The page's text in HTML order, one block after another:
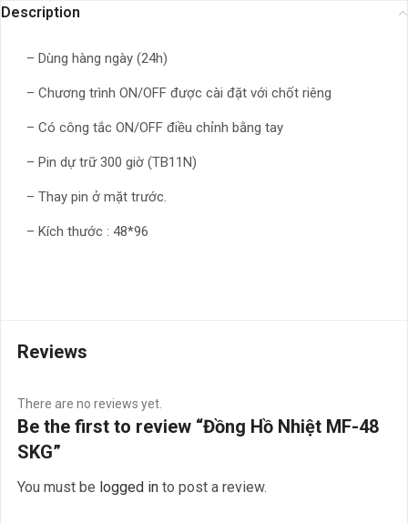
Description
– Dùng hàng ngày (24h)
– Chương trình ON/OFF được cài đặt với chốt riêng
– Có công tắc ON/OFF điều chỉnh bằng tay
– Pin dự trữ 300 giờ (TB11N)
– Thay pin ở mặt trước.
– Kích thước : 48*96
Reviews
There are no reviews yet.
Be the first to review “Đồng Hồ Nhiệt MF-48
SKG”
You must be logged in to post a review.